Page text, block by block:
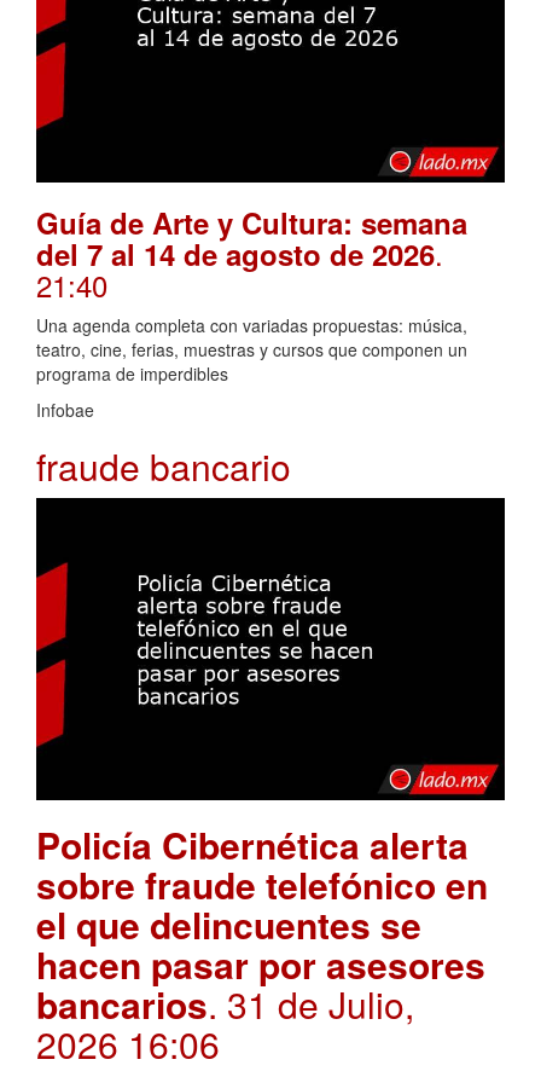
Guía de Arte y Cultura: semana
del 7 al 14 de agosto de 2026.
21:40
Una agenda completa con variadas propuestas: música,
teatro, cine, ferias, muestras y cursos que componen un
programa de imperdibles
Infobae
fraude bancario
Policía Cibernética alerta
sobre fraude telefónico en
el que delincuentes se
hacen pasar por asesores
bancarios. 31 de Julio,
2026 16:06